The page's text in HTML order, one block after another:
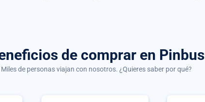
de comprar en Pinbus
Miles de personas viajan con nosotros. ¿Quieres saber por qué?